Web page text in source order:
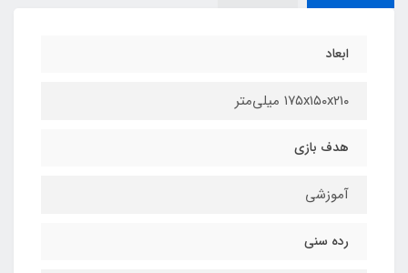
ابعاد
۱۷۵x۱۵۰x۲۱۰ میلی‌متر
هدف بازی
آموزشی
رده سنی